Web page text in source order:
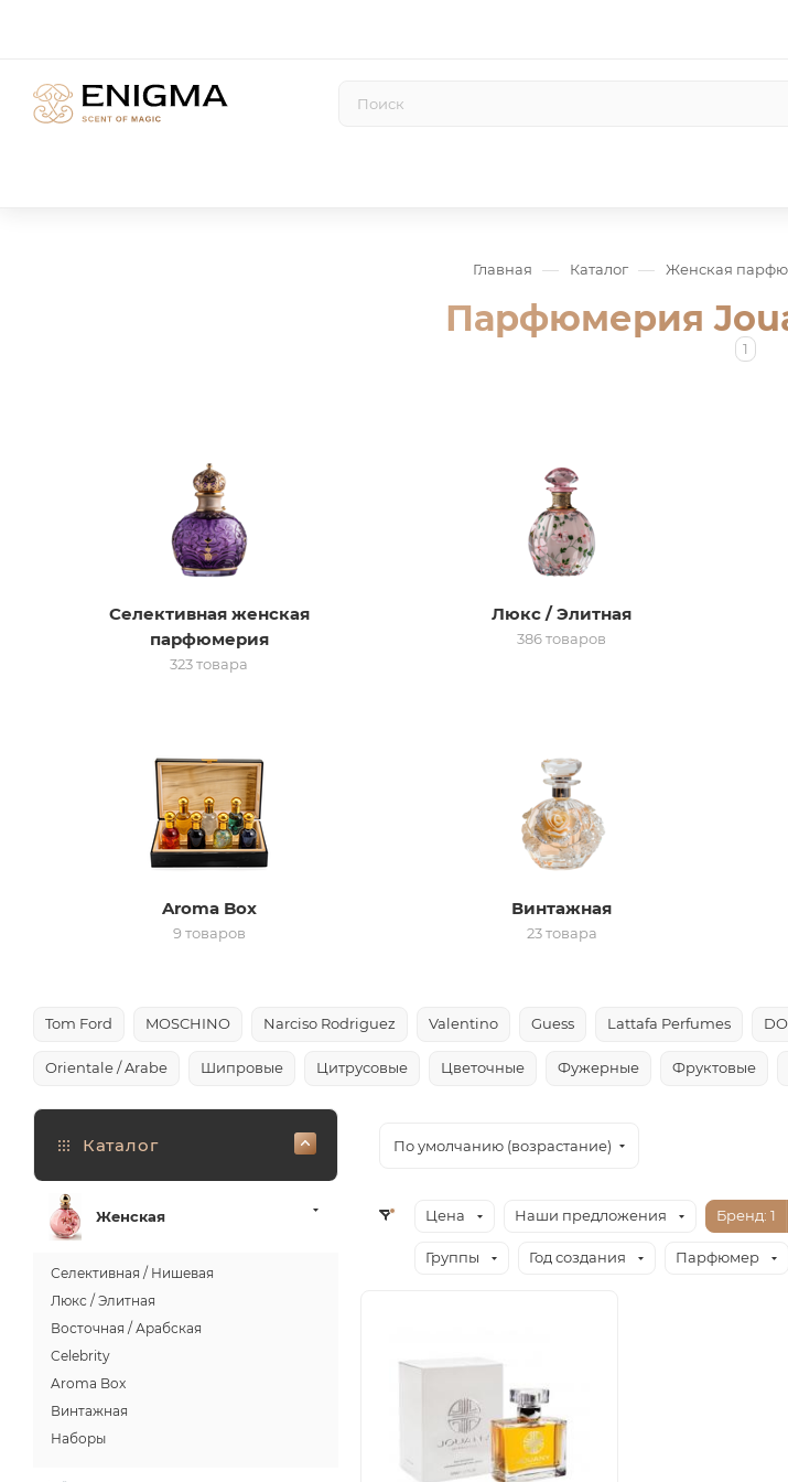
Главная — Каталог — Женская
Парфюмерия
1
Селективная женская
парфюмерия
323 товара
Люкс / Элитная
386 товаров
Aroma Box
9 товаров
Винтажная
23 товара
Tom Ford MOSCHINO Narciso Rodriguez Valentino Guess Lattafa Perfumes
Orientale / Arabe Шипровые Цитрусовые Цветочные Фужерные Фруктовые
По умолчанию (возрастание)
Цена Наши предложения Бренд: 1
Группы Год создания Парфюмер
Каталог
Женская
Селективная / Нишевая
Люкс / Элитная
Восточная / Арабская
Celebrity
Aroma Box
Винтажная
Наборы